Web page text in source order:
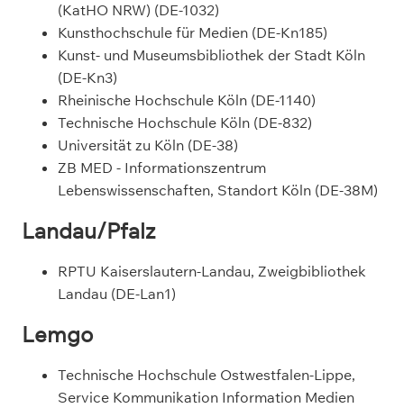
(KatHO NRW) (DE-1032)
Kunsthochschule für Medien (DE-Kn185)
Kunst- und Museumsbibliothek der Stadt Köln
(DE-Kn3)
Rheinische Hochschule Köln (DE-1140)
Technische Hochschule Köln (DE-832)
Universität zu Köln (DE-38)
ZB MED - Informationszentrum
Lebenswissenschaften, Standort Köln (DE-38M)
Landau/Pfalz
RPTU Kaiserslautern-Landau, Zweigbibliothek
Landau (DE-Lan1)
Lemgo
Technische Hochschule Ostwestfalen-Lippe,
Service Kommunikation Information Medien